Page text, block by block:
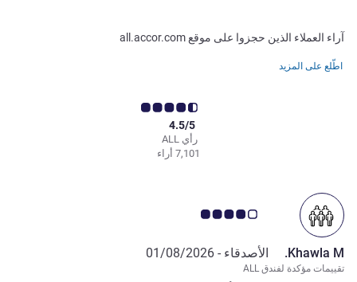
آراء العملاء الذين حجزوا على موقع all.accor.com
اطّلع على المزيد
رأي ALL
4.5/5
7,101 أراء
ملاحظة أراء العملاء 4.0/5
Khawla M. الأصدقاء - 01/08/2026
تقييمات مؤكدة لفندق ALL